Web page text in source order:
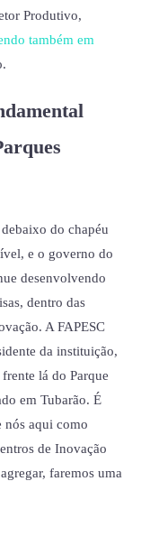
Produtivo,
também em
do chapéu
e o governo do
desenvolvendo
dentro das
A FAPESC
da instituição,
lá do Parque
em Tubarão. É
nós aqui como
de Inovação
faremos uma